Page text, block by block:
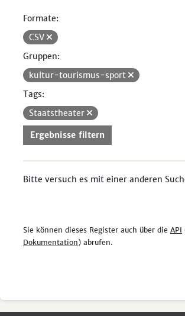
Formate:
CSV
Gruppen:
kultur-tourismus-sport
Tags:
Staatstheater
Ergebnisse filtern
Bitte versuch es mit einer anderen
Sie können dieses Register auch über die API
Dokumentation) abrufen.